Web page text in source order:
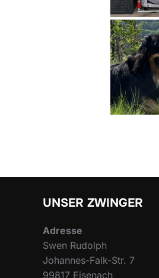
UNSER ZWINGER
Adresse
Swen Rudolph
Johannes-Falk-Str. 7
99817 Eisenach